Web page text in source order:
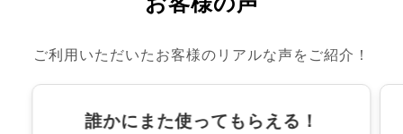
ご利用いただいたお客様のリアルな声をご紹介！
誰かにまた使ってもらえる！